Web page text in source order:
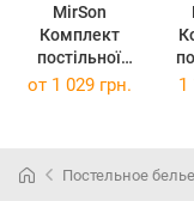
MirSon
Комплект
постільної
білизни №15-
Premium 175 x
от 1 029 грн. 1
Постельное белье